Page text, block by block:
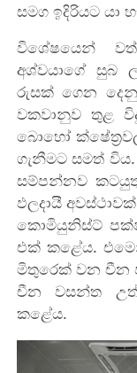
සමග ඉදිරියට යා
විශේෂයෙන්
අශ්වයාගේ සුබ
රුසක් ගෙන
වකවානුව තුළ
බොහෝ
ගැනීමට සමත්
සම්පන්නව
ඵලදායී
කොමියුනිස්ට්
එක් කළේය.
මිතුරෙක් වන චීන
චීන වසන්ත
කළේය.